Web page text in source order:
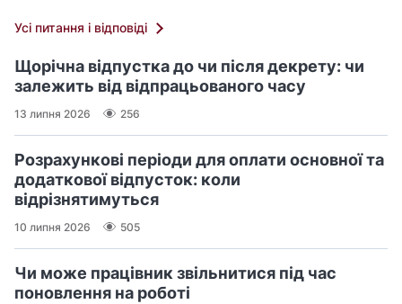
Усі питання і відповіді
Щорічна відпустка до чи після декрету: чи
залежить від відпрацьованого часу
13 липня 2026 256
Розрахункові періоди для оплати основної та
додаткової відпусток: коли
відрізнятимуться
10 липня 2026 505
Чи може працівник звільнитися під час
поновлення на роботі